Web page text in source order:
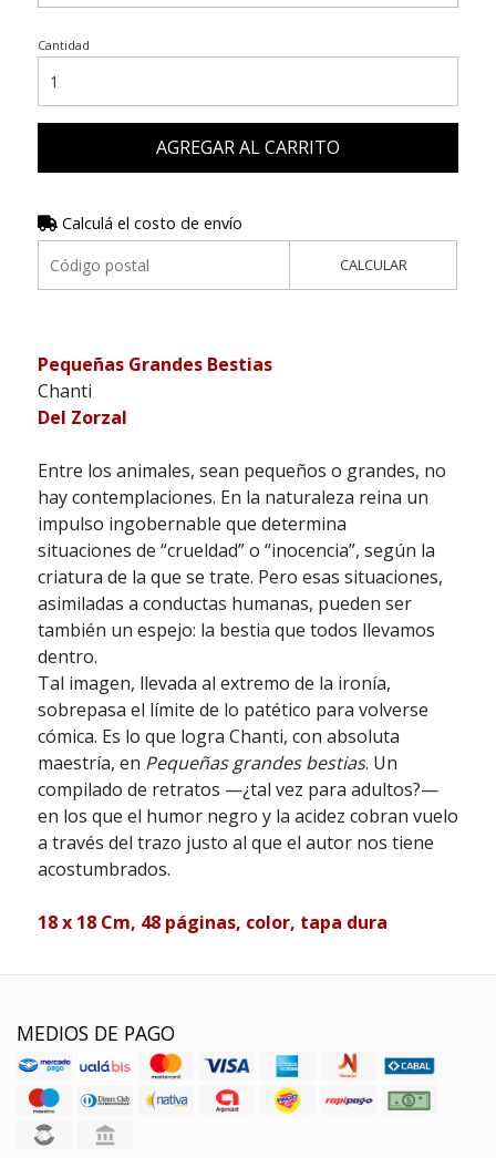
Cantidad
AGREGAR AL CARRITO
Calculá el costo de envío
CALCULAR
Pequeñas Grandes Bestias
Chanti
Del Zorzal
Entre los animales, sean pequeños o grandes, no
hay contemplaciones. En la naturaleza reina un
impulso ingobernable que determina
situaciones de “crueldad” o “inocencia”, según la
criatura de la que se trate. Pero esas situaciones,
asimiladas a conductas humanas, pueden ser
también un espejo: la bestia que todos llevamos
dentro.
Tal imagen, llevada al extremo de la ironía,
sobrepasa el límite de lo patético para volverse
cómica. Es lo que logra Chanti, con absoluta
maestría, en Pequeñas grandes bestias. Un
compilado de retratos —¿tal vez para adultos?—
en los que el humor negro y la acidez cobran vuelo
a través del trazo justo al que el autor nos tiene
acostumbrados.
18 x 18 Cm, 48 páginas, color, tapa dura
MEDIOS DE PAGO